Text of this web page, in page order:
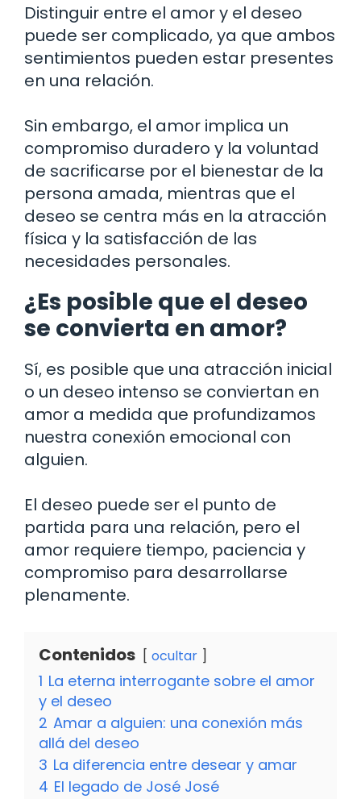
Distinguir entre el amor y el deseo
puede ser complicado, ya que ambos
sentimientos pueden estar presentes
en una relación.
Sin embargo, el amor implica un
compromiso duradero y la voluntad
de sacrificarse por el bienestar de la
persona amada, mientras que el
deseo se centra más en la atracción
física y la satisfacción de las
necesidades personales.
¿Es posible que el deseo
se convierta en amor?
Sí, es posible que una atracción inicial
o un deseo intenso se conviertan en
amor a medida que profundizamos
nuestra conexión emocional con
alguien.
El deseo puede ser el punto de
partida para una relación, pero el
amor requiere tiempo, paciencia y
compromiso para desarrollarse
plenamente.
Contenidos ocultar
1 La eterna interrogante sobre el amor
y el deseo
2 Amar a alguien: una conexión más
allá del deseo
3 La diferencia entre desear y amar
4 El legado de José José